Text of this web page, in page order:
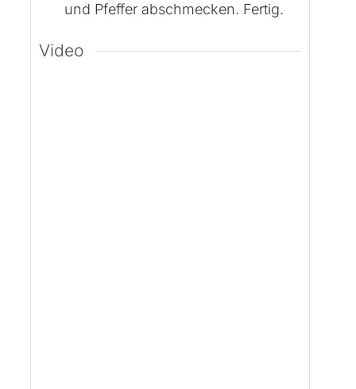
und Pfeffer abschmecken. Fertig.
Video